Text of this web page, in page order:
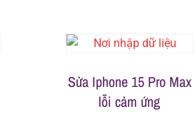
Sửa Iphone 15 Pro Max
lỗi cảm ứng